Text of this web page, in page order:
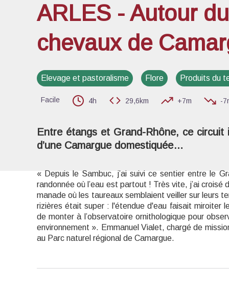
Voir
ARLES - Autour
chevaux de
Elevage et pastoralisme Flore Produits du
Facile 4h 29,6km +7m -
Entre étangs et Grand-Rhône, ce
d’une Camargue domestiquée…
« Depuis le Sambuc, j’ai suivi ce sentier entre le
randonnée où l’eau est partout ! Très vite, j’ai croisé
manade où les taureaux semblaient veiller sur leurs
rizières était super : l'étendue d'eau faisait miroiter
de monter à l’observatoire ornithologique pour
environnement ». Emmanuel Vialet, chargé de
au Parc naturel régional de Camargue.